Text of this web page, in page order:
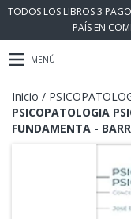
TODOS LOS LIBROS 3
PAÍS EN
MENÚ
Inicio /
PSICOPATOLOGIA
FUNDAMENTA -